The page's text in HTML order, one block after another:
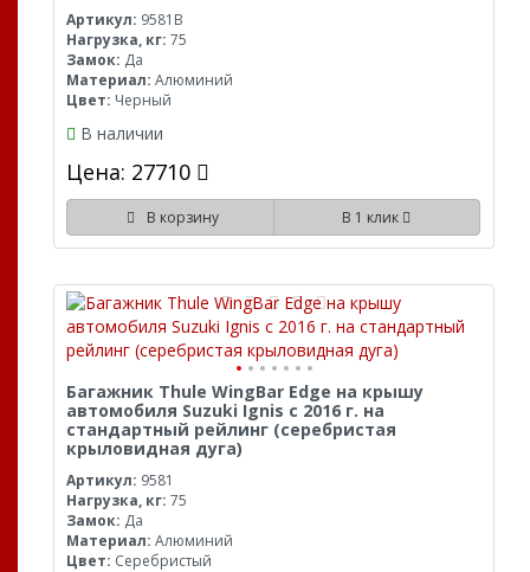
Артикул: 9581B
Нагрузка, кг: 75
Замок: Да
Материал: Алюминий
Цвет: Черный
В наличии
Цена: 27710
В корзину В 1 клик
Багажник Thule WingBar Edge на крышу
автомобиля Suzuki Ignis с 2016 г. на
стандартный рейлинг (серебристая
крыловидная дуга)
Артикул: 9581
Нагрузка, кг: 75
Замок: Да
Материал: Алюминий
Цвет: Серебристый